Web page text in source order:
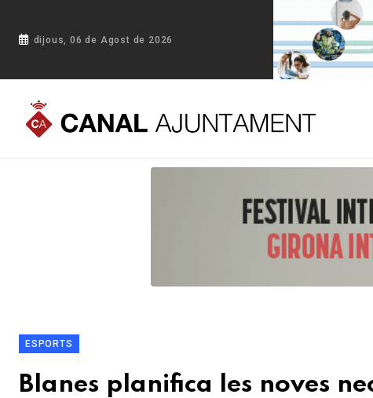
dijous, 06 de Agost de 2026
Portada Blog Blanes planifica les noves necessitats
ESPORTS
Blanes planifica les noves